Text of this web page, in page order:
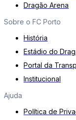
Dragão Arena
Sobre o FC Porto
História
Estádio do
Portal da
Institucional
Ajuda
Política de